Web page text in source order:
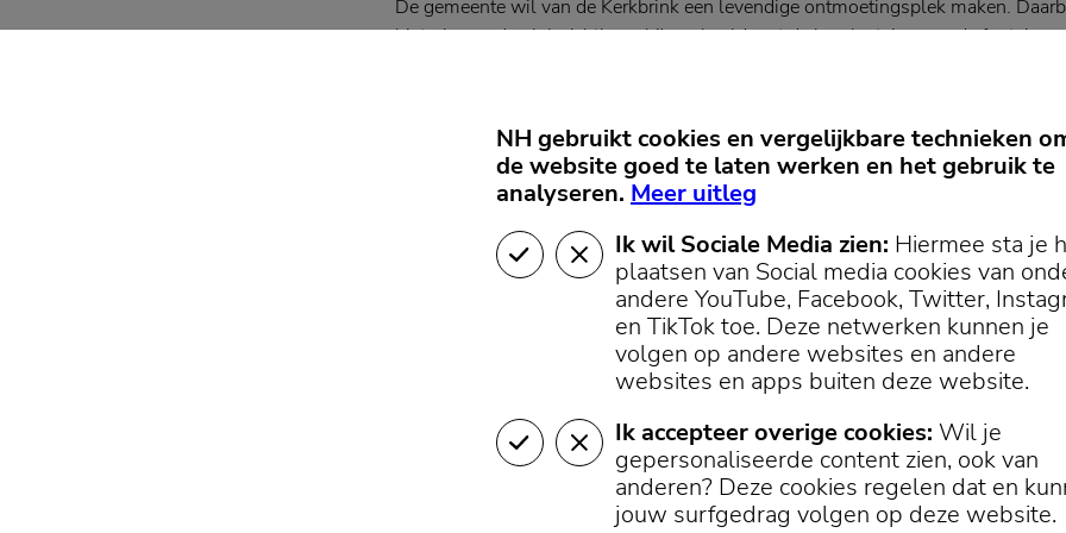
De gemeente wil van de Kerkbrink een levendige ontmoetingsplek maken.
historie van de plek zichtbaar, bijvoorbeeld met de herplaatsing van de fontein
voor kleinschalige evenementen, cultuur en mediatoepassingen, zoals
lichtinstallaties. Zo hoopt de gemeente het plein zowel een historisch als
Updates en praktische informatie
Om vragen van bewoners en ondernemers te beantwoorden, houdt de
donderdagmiddag tussen 12.00 en 13.00 uur een inloopspreekuur bij het
NH gebruikt cookies en vergelijkbare technieken
de website goed te laten werken en het gebruik te
analyseren. Meer uitleg
Ik wil Sociale Media zien: Hiermee sta je
plaatsen van Social media cookies van
andere YouTube, Facebook, Twitter,
en TikTok toe. Deze netwerken kunnen je
volgen op andere websites en andere
websites en apps buiten deze website.
Ik accepteer overige cookies: Wil je
gepersonaliseerde content zien, ook van
anderen? Deze cookies regelen dat en
jouw surfgedrag volgen op deze website.